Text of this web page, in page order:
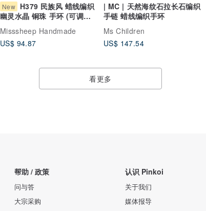
New H379 民族风 蜡线编织
幽灵水晶 铜珠 手环 (可调长
Misssheep Handmade
US$ 94.87
| MC | 天然海纹石拉长石编织
手链 蜡线编织手环
Ms Children
US$ 147.54
看更多
帮助 / 政策
问与答
大宗采购
认识 Pinkoi
关于我们
媒体报导